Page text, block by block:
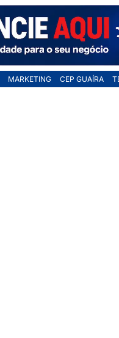
MARKETING CEP GUAÍRA